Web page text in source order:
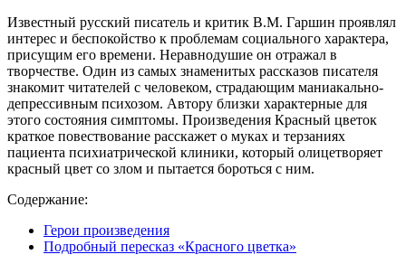
Известный русский писатель и критик В.М. Гаршин проявлял
интерес и беспокойство к проблемам социального характера,
присущим его времени. Неравнодушие он отражал в
творчестве. Один из самых знаменитых рассказов писателя
знакомит читателей с человеком, страдающим маниакально-
депрессивным психозом. Автору близки характерные для
этого состояния симптомы. Произведения Красный цветок
краткое повествование расскажет о муках и терзаниях
пациента психиатрической клиники, который олицетворяет
красный цвет со злом и пытается бороться с ним.
Содержание:
Герои произведения
Подробный пересказ «Красного цветка»